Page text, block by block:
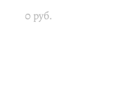
0 pуб.